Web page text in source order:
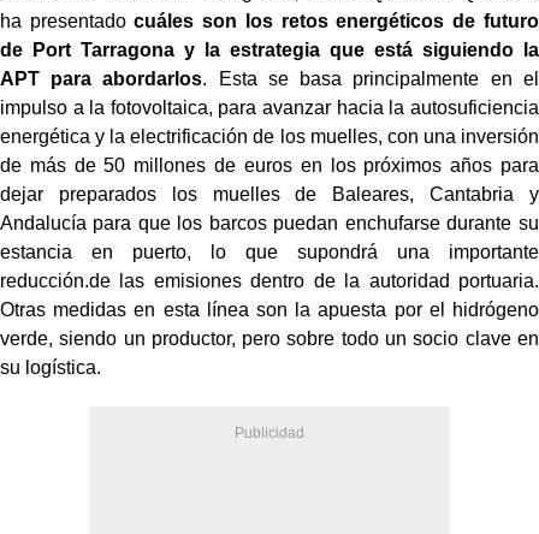
ha presentadocuáles son los retos energéticos de futuro
de Port Tarragona y la estrategia que está siguiendo la
APT para abordarlos. Esta se basa principalmente en el
impulso a la fotovoltaica, para avanzar hacia la autosuficiencia
energética y la electrificación de los muelles, con una inversión
de más de 50 millones de euros en los próximos años para
dejar preparados los muelles de Baleares, Cantabria y
Andalucía para que los barcos puedan enchufarse durante su
estancia en puerto, lo que supondrá una importante
reducción.de las emisiones dentro de la autoridad portuaria.
Otras medidas en esta línea son la apuesta por el hidrógeno
verde, siendo un productor, pero sobre todo un socio clave en
su logística.